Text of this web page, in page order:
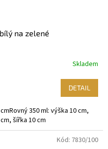
na zelené
Skladem
DETAIL
350 ml: výška 10 cm,
šířka 10 cm
Kód: 7830/100